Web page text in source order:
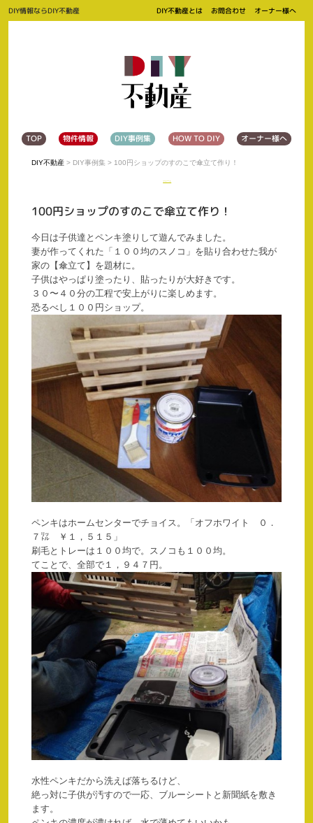
DIY情報ならDIY不動産 DIY不動産とは お問合わせ オーナー様へ
TOP 物件情報 DIY事例集 HOW TO DIY オーナー様へ
DIY不動産> DIY事例集> 100円ショップのすのこで傘立て作り！
ツイート
100円ショップのすのこで傘立て作り！
今日は子供達とペンキ塗りして遊んでみました。
妻が作ってくれた「１００均のスノコ」を貼り合わせた我が
家の【傘立て】を題材に。
子供はやっぱり塗ったり、貼ったりが大好きです。
３０〜４０分の工程で安上がりに楽しめます。
恐るべし１００円ショップ。
ペンキはホームセンターでチョイス。「オフホワイト ０．
７㍑ ￥１，５１５」
刷毛とトレーは１００均で。スノコも１００均。
てことで、全部で１，９４７円。
水性ペンキだから洗えば落ちるけど、
絶っ対に子供が汚すので一応、ブルーシートと新聞紙を敷き
ます。